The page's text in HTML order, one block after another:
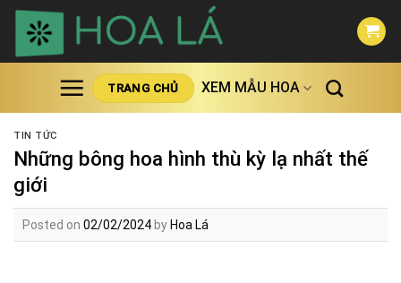
Skip
content
TRANG CHỦ XEM MẪU HOA
TIN TỨC
Những bông hoa hình thù kỳ lạ nhất thế
giới
Posted on 02/02/2024 by Hoa Lá